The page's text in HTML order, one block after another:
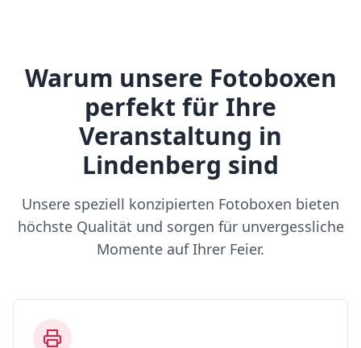
Warum unsere Fotoboxen
perfekt für Ihre
Veranstaltung in
Lindenberg sind
Unsere speziell konzipierten Fotoboxen bieten
höchste Qualität und sorgen für unvergessliche
Momente auf Ihrer Feier.